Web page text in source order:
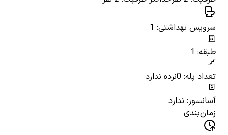
سرویس بهداشتی: 1
طبقه: 1
تعداد پله: 0
نرده ندارد
آسانسور: ندارد
زمان‌بندی